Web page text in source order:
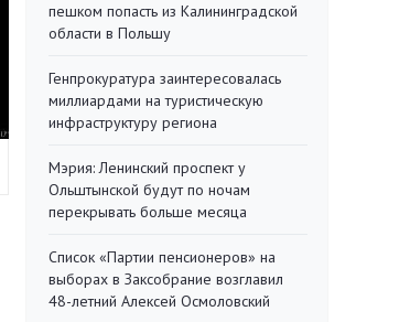
пешком попасть из Калининградской
области в Польшу
Генпрокуратура заинтересовалась
миллиардами на туристическую
инфраструктуру региона
Мэрия: Ленинский проспект у
Ольштынской будут по ночам
перекрывать больше месяца
Список «Партии пенсионеров» на
выборах в Заксобрание возглавил
48-летний Алексей Осмоловский